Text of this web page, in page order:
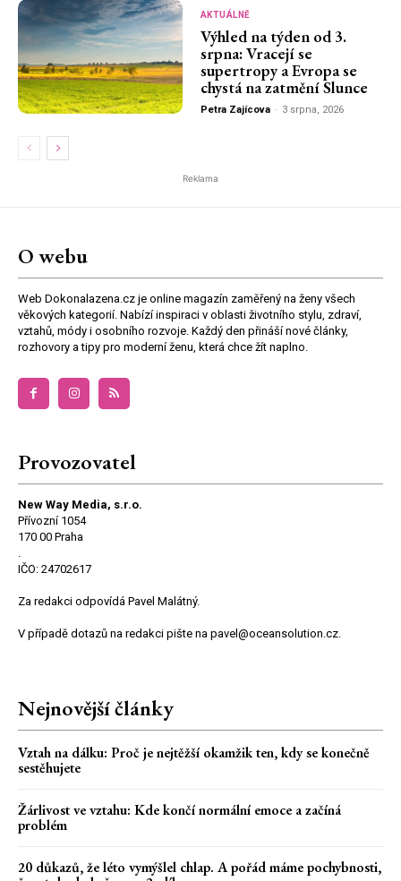
AKTUÁLNĚ
Výhled na týden od 3.
srpna: Vracejí se
supertropy a Evropa se
chystá na zatmění Slunce
Petra Zajícova - 3 srpna, 2026
Reklama
O webu
Web Dokonalazena.cz je online magazín zaměřený na ženy všech
věkových kategorií. Nabízí inspiraci v oblasti životního stylu, zdraví,
vztahů, módy i osobního rozvoje. Každý den přináší nové články,
rozhovory a tipy pro moderní ženu, která chce žít naplno.
Provozovatel
New Way Media, s.r.o.
Přívozní 1054
170 00 Praha
.
IČO: 24702617
Za redakci odpovídá Pavel Malátný.
V případě dotazů na redakci pište na pavel@oceansolution.cz.
Nejnovější články
Vztah na dálku: Proč je nejtěžší okamžik ten, kdy se konečně
sestěhujete
Žárlivost ve vztahu: Kde končí normální emoce a začíná
problém
20 důkazů, že léto vymýšlel chlap. A pořád máme pochybnosti,